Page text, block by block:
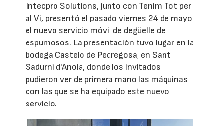
Intecpro Solutions, junto con Tenim Tot per
al Vi, presentó el pasado viernes 24 de mayo
el nuevo servicio móvil de degüelle de
espumosos. La presentación tuvo lugar en la
bodega Castelo de Pedregosa, en Sant
Sadurní d'Anoia, donde los invitados
pudieron ver de primera mano las máquinas
con las que se ha equipado este nuevo
servicio.